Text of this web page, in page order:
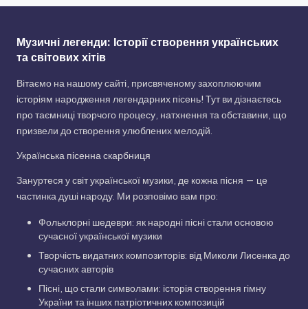
Музичні легенди: Історії створення українських
та світових хітів
Вітаємо на нашому сайті, присвяченому захоплюючим
історіям народження легендарних пісень! Тут ви дізнаєтесь
про таємниці творчого процесу, натхнення та обставини, що
призвели до створення улюблених мелодій.
Українська пісенна скарбниця
Зануртеся у світ української музики, де кожна пісня — це
частинка душі народу. Ми розповімо вам про:
Фольклорні шедеври: як народні пісні стали основою
сучасної української музики
Творчість видатних композиторів: від Миколи Лисенка до
сучасних авторів
Пісні, що стали символами: історія створення гімну
України та інших патріотичних композицій